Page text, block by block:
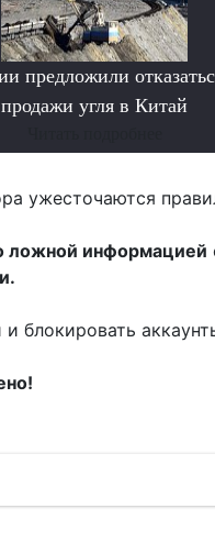
предложили
продажи угля в Китай
ужесточаются
ложной информацией
блокировать